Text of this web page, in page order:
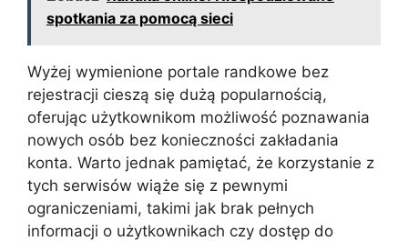
spotkania za pomocą sieci
Wyżej wymienione portale randkowe bez
rejestracji cieszą się dużą popularnością,
oferując użytkownikom możliwość poznawania
nowych osób bez konieczności zakładania
konta. Warto jednak pamiętać, że korzystanie z
tych serwisów wiąże się z pewnymi
ograniczeniami, takimi jak brak pełnych
informacji o użytkownikach czy dostęp do